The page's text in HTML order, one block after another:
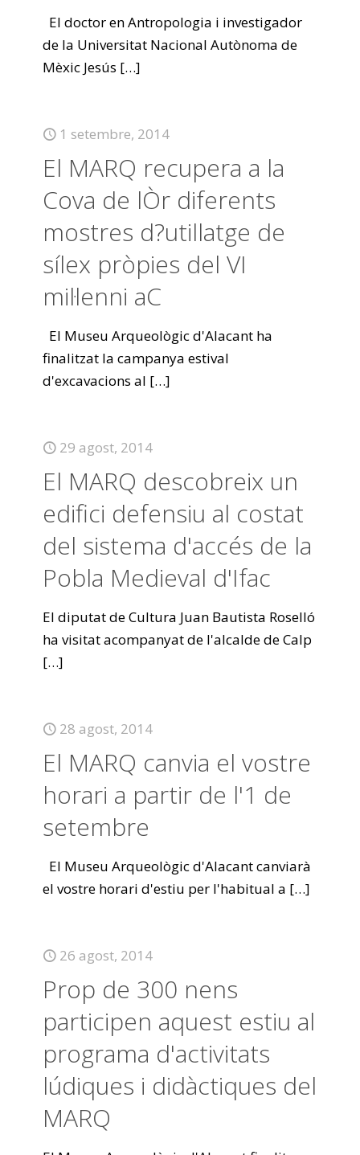
El doctor en Antropologia i investigador
de la Universitat Nacional Autònoma de
Mèxic Jesús […]
1 setembre, 2014
El MARQ recupera a la
Cova de lÒr diferents
mostres d?utillatge de
sílex pròpies del VI
mil·lenni aC
El Museu Arqueològic d'Alacant ha
finalitzat la campanya estival
d'excavacions al […]
29 agost, 2014
El MARQ descobreix un
edifici defensiu al costat
del sistema d'accés de la
Pobla Medieval d'Ifac
El diputat de Cultura Juan Bautista Roselló
ha visitat acompanyat de l'alcalde de Calp
[…]
28 agost, 2014
El MARQ canvia el vostre
horari a partir de l'1 de
setembre
El Museu Arqueològic d'Alacant canviarà
el vostre horari d'estiu per l'habitual a […]
26 agost, 2014
Prop de 300 nens
participen aquest estiu al
programa d'activitats
lúdiques i didàctiques del
MARQ